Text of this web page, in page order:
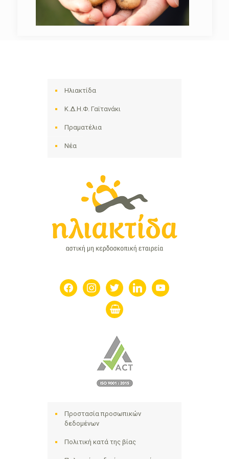
Ηλιακτίδα
Κ.Δ.Η.Φ. Γαϊτανάκι
Πραματέλια
Νέα
facebookinstagramtwitter linkedin youtube
shopping-
basket
Προστασία προσωπικών
δεδομένων
Πολιτική κατά της βίας